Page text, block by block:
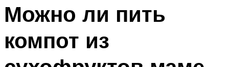
Можно ли пить
компот из